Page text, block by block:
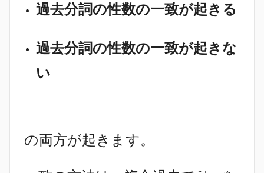
過去分詞の性数の一致が起きる
過去分詞の性数の一致が起きな
い
の両方が起きます。